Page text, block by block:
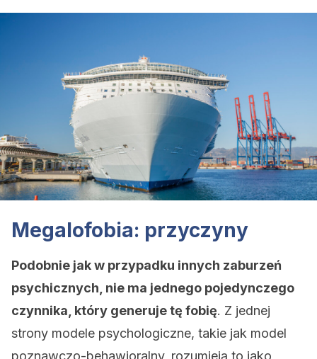
Megalofobia: przyczyny
Podobnie jak w przypadku innych zaburzeń
psychicznych, nie ma jednego pojedynczego
czynnika, który generuje tę fobię. Z jednej
strony modele psychologiczne, takie jak model
poznawczo-behawioralny, rozumieją to jako